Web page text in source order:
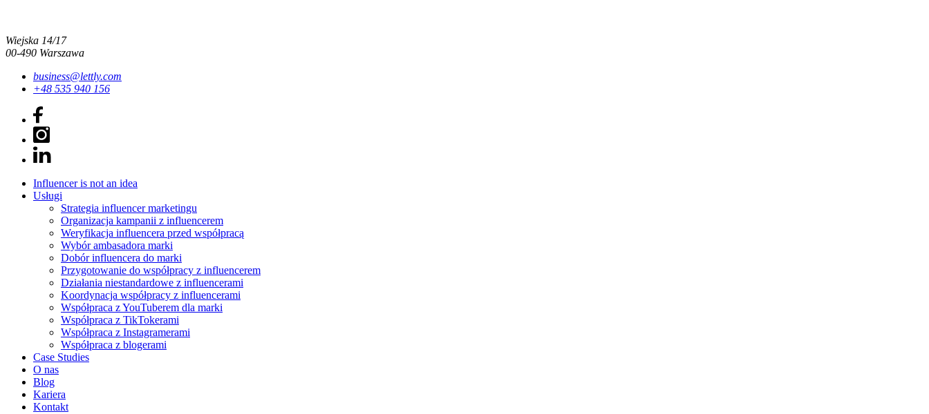
Wiejska 14/17
00-490 Warszawa
business@lettly.com
+48 535 940 156
Influencer is not an idea
Usługi
Strategia influencer marketingu
Organizacja kampanii z influencerem
Weryfikacja influencera przed współpracą
Wybór ambasadora marki
Dobór influencera do marki
Przygotowanie do współpracy z influencerem
Działania niestandardowe z influencerami
Koordynacja współpracy z influencerami
Współpraca z YouTuberem dla marki
Współpraca z TikTokerami
Współpraca z Instagramerami
Współpraca z blogerami
Case Studies
O nas
Blog
Kariera
Kontakt